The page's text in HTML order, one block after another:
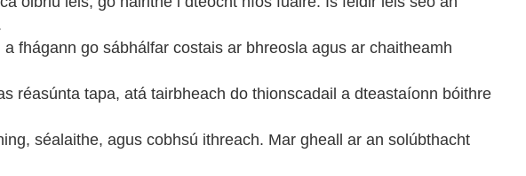
fhágann go sábhálfar costais ar bhreosla agus ar chaitheamh
réasúnta tapa, atá tairbheach do thionscadail a dteastaíonn bóithre
séalaithe, agus cobhsú ithreach. Mar gheall ar an solúbthacht